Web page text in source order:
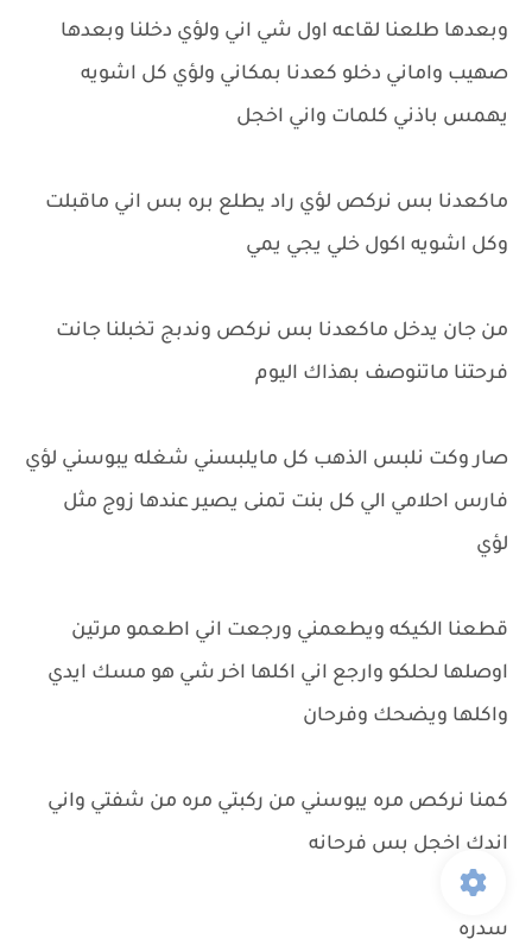
وبعدها طلعنا لقاعه اول شي اني ولؤي دخلنا وبعدها
صهيب واماني دخلو كعدنا بمكاني ولؤي كل اشويه
يهمس باذني كلمات واني اخجل
ماكعدنا بس نركص لؤي راد يطلع بره بس اني ماقبلت
وكل اشويه اكول خلي يجي يمي
من جان يدخل ماكعدنا بس نركص وندبج تخبلنا جانت
فرحتنا ماتنوصف بهذاك اليوم
صار وكت نلبس الذهب كل مايلبسني شغله يبوسني لؤي
فارس احلامي الي كل بنت تمنى يصير عندها زوج مثل
لؤي
قطعنا الكيكه ويطعمني ورجعت اني اطعمو مرتين
اوصلها لحلكو وارجع اني اكلها اخر شي هو مسك ايدي
واكلها ويضحك وفرحان
كمنا نركص مره يبوسني من ركبتي مره من شفتي واني
اندك اخجل بس فرحانه
سدره